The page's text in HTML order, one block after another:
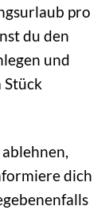
pro
du den
und
Stück
dich